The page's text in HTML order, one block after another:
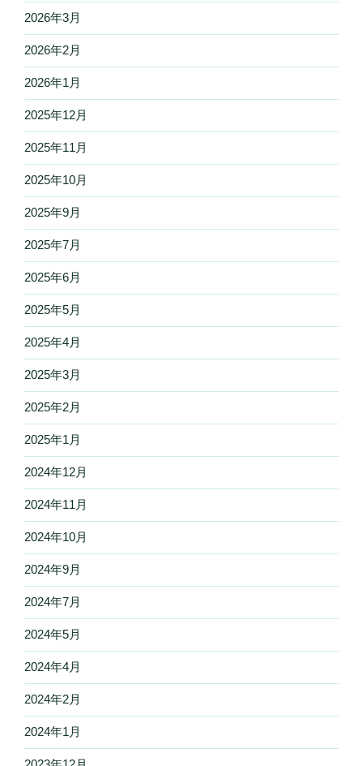
2026年3月
2026年2月
2026年1月
2025年12月
2025年11月
2025年10月
2025年9月
2025年7月
2025年6月
2025年5月
2025年4月
2025年3月
2025年2月
2025年1月
2024年12月
2024年11月
2024年10月
2024年9月
2024年7月
2024年5月
2024年4月
2024年2月
2024年1月